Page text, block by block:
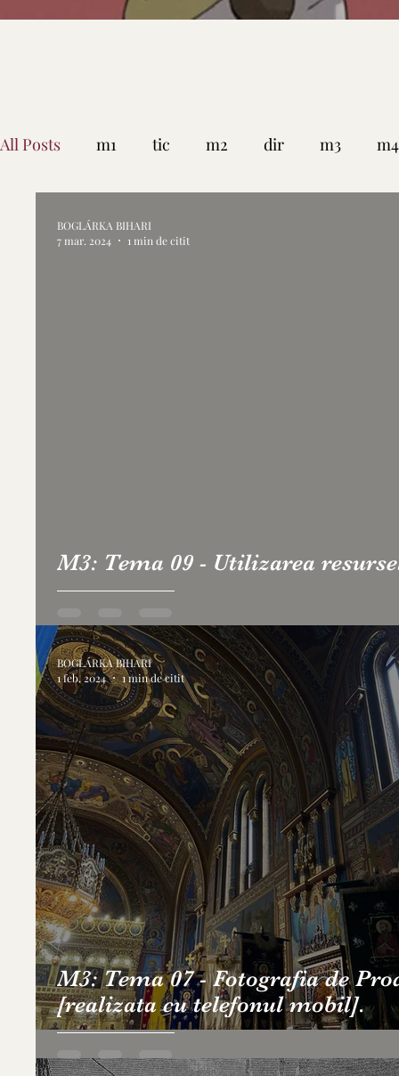
All Posts m1 tic m2 dir m3 m4
BOGLÁRKA BIHARI
7 mar. 2024
1 min de citit
M3: Tema 09 - Utilizarea
BOGLÁRKA BIHARI
1 feb. 2024
1 min de citit
M3: Tema 07 - Fotografia de
[realizata cu telefonul mobil].